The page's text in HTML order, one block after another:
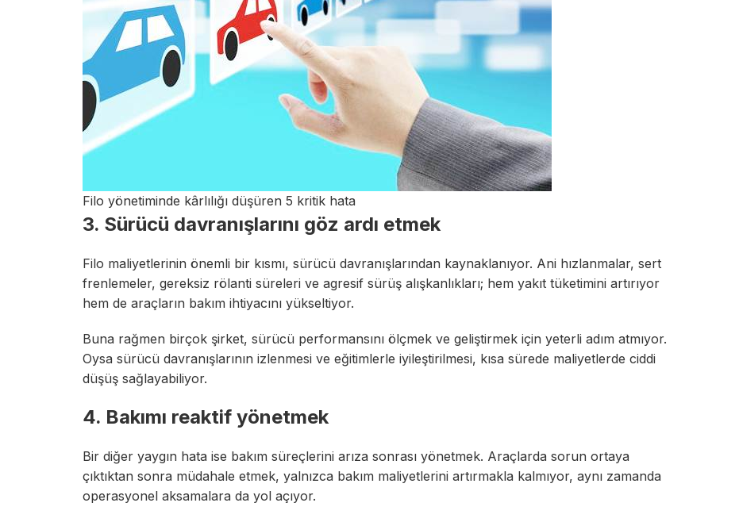
Filo yönetiminde kârlılığı düşüren 5 kritik hata
3. Sürücü davranışlarını göz ardı etmek
Filo maliyetlerinin önemli bir kısmı, sürücü davranışlarından kaynaklanıyor. Ani hızlanmalar, sert
frenlemeler, gereksiz rölanti süreleri ve agresif sürüş alışkanlıkları; hem yakıt tüketimini artırıyor
hem de araçların bakım ihtiyacını yükseltiyor.
Buna rağmen birçok şirket, sürücü performansını ölçmek ve geliştirmek için yeterli adım atmıyor.
Oysa sürücü davranışlarının izlenmesi ve eğitimlerle iyileştirilmesi, kısa sürede maliyetlerde ciddi
düşüş sağlayabiliyor.
4. Bakımı reaktif yönetmek
Bir diğer yaygın hata ise bakım süreçlerini arıza sonrası yönetmek. Araçlarda sorun ortaya
çıktıktan sonra müdahale etmek, yalnızca bakım maliyetlerini artırmakla kalmıyor, aynı zamanda
operasyonel aksamalara da yol açıyor.